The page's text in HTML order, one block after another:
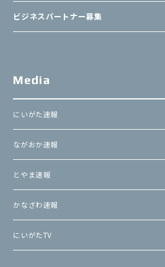
ビジネスパートナー募集
Media
にいがた速報
ながおか速報
とやま速報
かなざわ速報
にいがたTV